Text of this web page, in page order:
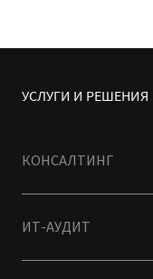
УСЛУГИ И РЕШЕНИЯ
КОНСАЛТИНГ
ИТ-АУДИТ